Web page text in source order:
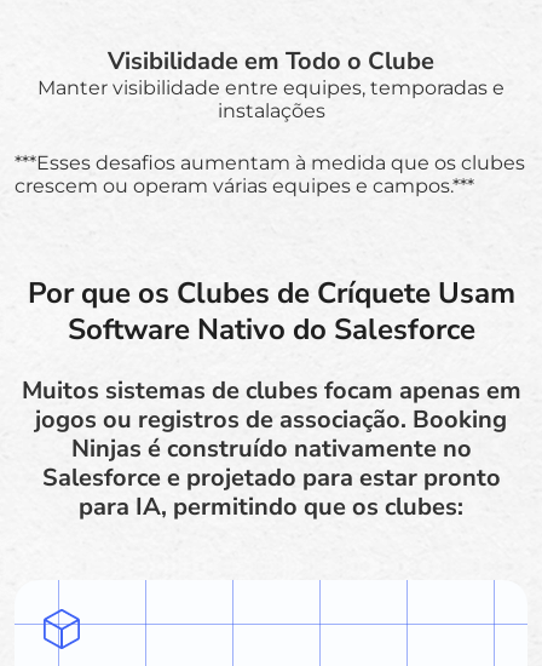
Visibilidade em Todo o Clube
Manter visibilidade entre equipes, temporadas e
instalações
***Esses desafios aumentam à medida que os clubes
crescem ou operam várias equipes e campos.***
Por que os Clubes de Críquete Usam
Software Nativo do Salesforce
Muitos sistemas de clubes focam apenas em
jogos ou registros de associação. Booking
Ninjas é construído nativamente no
Salesforce e projetado para estar pronto
para IA, permitindo que os clubes: